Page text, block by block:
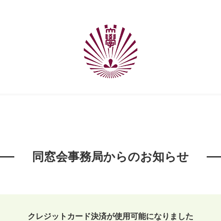
同窓会事務局からのお知らせ
クレジットカード決済が使用可能になりました